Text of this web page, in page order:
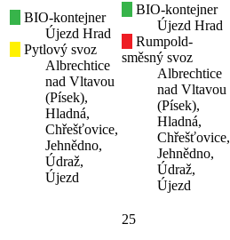
BIO-kontejner
Újezd Hrad
Pytlový svoz
Albrechtice
nad Vltavou
(Písek),
Hladná,
Chřešťovice,
Jehnědno,
Údraž,
Újezd
BIO-kontejner
Újezd Hrad
Rumpold-
směsný svoz
Albrechtice
nad Vltavou
(Písek),
Hladná,
Chřešťovice,
Jehnědno,
Údraž,
Újezd
25